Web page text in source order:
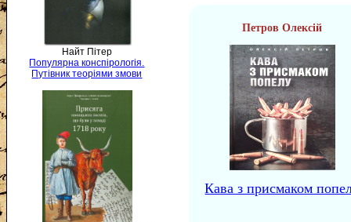
Найт Пітер
Популярна конспірологія.
Путівник теоріями змови
Петров Олексій
Кава з присмаком